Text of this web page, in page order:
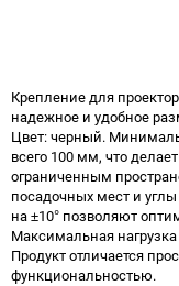
Крепление для
надежное и удобное
Цвет: черный.
всего 100 мм, что
ограниченным
посадочных мест и
на ±10° позволяют
Максимальная нагрузка
Продукт отличается
функциональностью.